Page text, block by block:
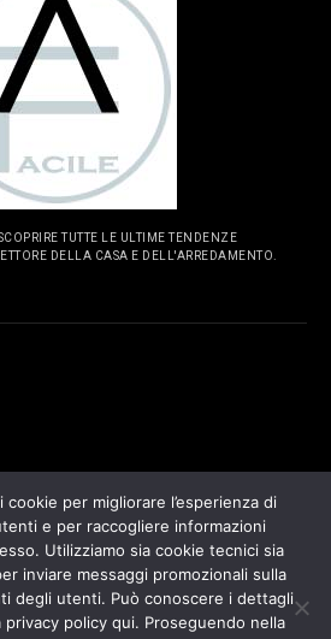
TUTTE LE ULTIME TENDENZE
DELLA CASA E DELL'ARREDAMENTO.
per migliorare l’esperienza di
e per raccogliere informazioni
Utilizziamo sia cookie tecnici sia
inviare messaggi promozionali sulla
degli utenti. Può conoscere i dettagli
policy qui. Proseguendo nella